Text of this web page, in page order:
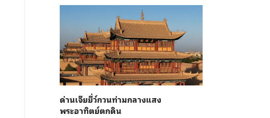
ด่านเจียยี่ว์กวนท่ามกลางแสง
พระอาทิตย์ตกดิน